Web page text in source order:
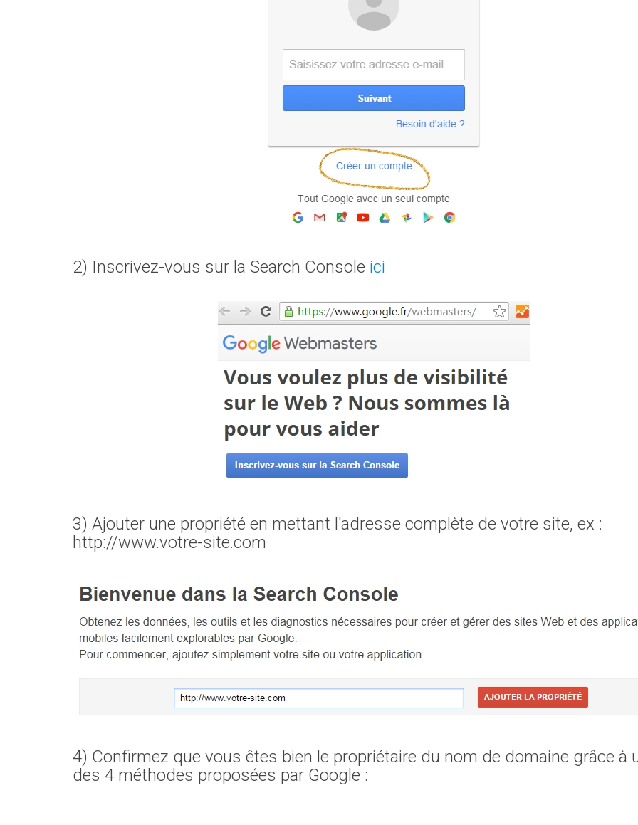
2) Inscrivez-vous sur la Search Console ici
3) Ajouter une propriété en mettant l'adresse complète de votre site, ex :
http://www.votre-site.com
4) Confirmez que vous êtes bien le propriétaire du nom de domaine grâce à
des 4 méthodes proposées par Google :